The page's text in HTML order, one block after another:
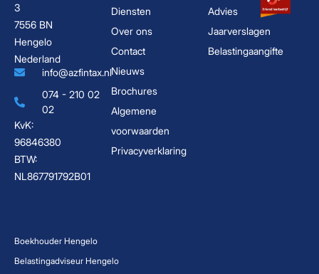
3
7556 BN
Hengelo
Nederland
info@azfintax.nl
074 - 210 02
02
KvK:
96846380
BTW:
NL867791792B01
Diensten
Over ons
Contact
Nieuws
Brochures
Algemene
voorwaarden
Privacyverklaring
Advies
Jaarverslagen
Belastingaangifte
Boekhouder Hengelo
Belastingadviseur Hengelo